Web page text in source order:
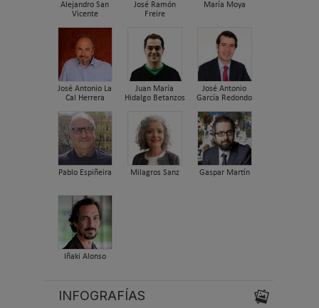
Alejandro San
Vicente
José Ramón
Freire
María Moya
José Antonio La
Cal Herrera
Juan María
Hidalgo Betanzos
José Antonio
García Redondo
Pablo Espiñeira Milagros Sanz Gaspar Martín
Iñaki Alonso
INFOGRAFÍAS